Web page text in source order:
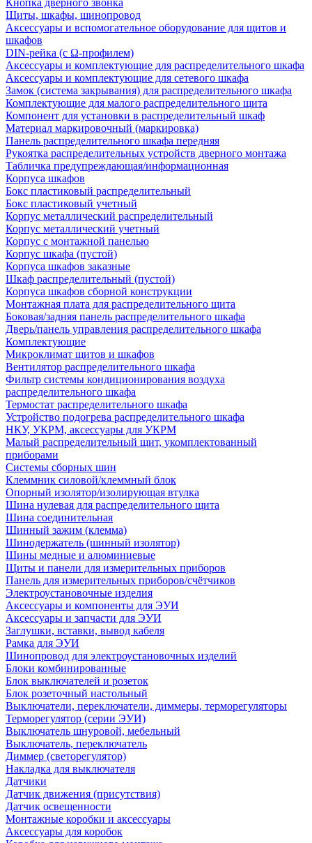
Кнопка дверного звонка
Щиты, шкафы, шинопровод
Аксессуары и вспомогательное оборудование для щитов и
шкафов
DIN-рейка (с Ω-профилем)
Аксессуары и комплектующие для распределительного шкафа
Аксессуары и комплектующие для сетевого шкафа
Замок (система закрывания) для распределительного шкафа
Комплектующие для малого распределительного щита
Компонент для установки в распределительный шкаф
Материал маркировочный (маркировка)
Панель распределительного шкафа передняя
Рукоятка распределительных устройств дверного монтажа
Табличка предупреждающая/информационная
Корпуса шкафов
Бокс пластиковый распределительный
Бокс пластиковый учетный
Корпус металлический распределительный
Корпус металлический учетный
Корпус с монтажной панелью
Корпус шкафа (пустой)
Корпуса шкафов заказные
Шкаф распределительный (пустой)
Корпуса шкафов сборной конструкции
Монтажная плата для распределительного щита
Боковая/задняя панель распределительного шкафа
Дверь/панель управления распределительного шкафа
Комплектующие
Микроклимат щитов и шкафов
Вентилятор распределительного шкафа
Фильтр системы кондиционирования воздуха
распределительного шкафа
Термостат распределительного шкафа
Устройство подогрева распределительного шкафа
НКУ, УКРМ, аксессуары для УКРМ
Малый распределительный щит, укомплектованный
приборами
Системы сборных шин
Клеммник силовой/клеммный блок
Опорный изолятор/изолирующая втулка
Шина нулевая для распределительного щита
Шина соединительная
Шинный зажим (клемма)
Шинодержатель (шинный изолятор)
Шины медные и алюминиевые
Щиты и панели для измерительных приборов
Панель для измерительных приборов/счётчиков
Электроустановочные изделия
Аксессуары и компоненты для ЭУИ
Аксессуары и запчасти для ЭУИ
Заглушки, вставки, вывод кабеля
Рамка для ЭУИ
Шинопровод для электроустановочных изделий
Блоки комбинированные
Блок выключателей и розеток
Блок розеточный настольный
Выключатели, переключатели, диммеры, терморегуляторы
Терморегулятор (серии ЭУИ)
Выключатель шнуровой, мебельный
Выключатель, переключатель
Диммер (светорегулятор)
Накладка для выключателя
Датчики
Датчик движения (присутствия)
Датчик освещенности
Монтажные коробки и аксессуары
Аксессуары для коробок